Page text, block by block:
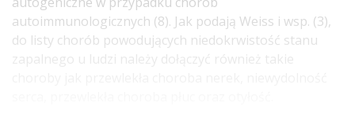
autoimmunologicznych (8). Jak podają Weiss i wsp. (3),
do listy chorób powodujących niedokrwistość stanu
zapalnego u ludzi należy dołączyć również takie